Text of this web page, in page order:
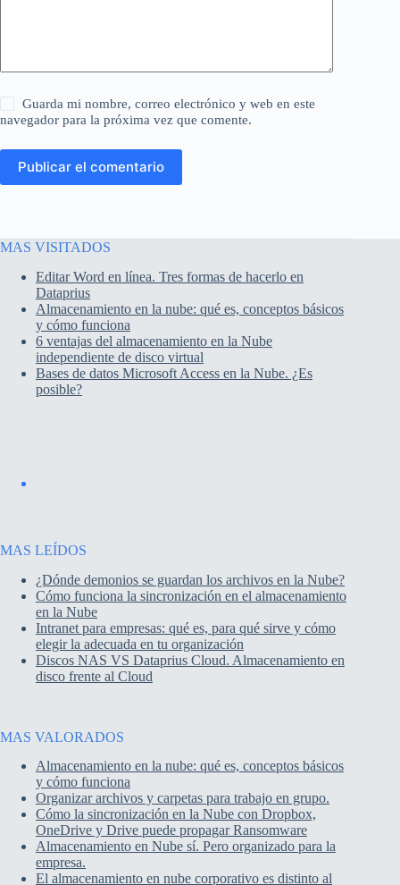
Guarda mi nombre, correo electrónico y web en este
navegador para la próxima vez que comente.
Publicar el comentario
MAS VISITADOS
Editar Word en línea. Tres formas de hacerlo en
Dataprius
Almacenamiento en la nube: qué es, conceptos básicos
y cómo funciona
6 ventajas del almacenamiento en la Nube
independiente de disco virtual
Bases de datos Microsoft Access en la Nube. ¿Es
posible?
MAS LEÍDOS
¿Dónde demonios se guardan los archivos en la Nube?
Cómo funciona la sincronización en el almacenamiento
en la Nube
Intranet para empresas: qué es, para qué sirve y cómo
elegir la adecuada en tu organización
Discos NAS VS Dataprius Cloud. Almacenamiento en
disco frente al Cloud
MAS VALORADOS
Almacenamiento en la nube: qué es, conceptos básicos
y cómo funciona
Organizar archivos y carpetas para trabajo en grupo.
Cómo la sincronización en la Nube con Dropbox,
OneDrive y Drive puede propagar Ransomware
Almacenamiento en Nube sí. Pero organizado para la
empresa.
El almacenamiento en nube corporativo es distinto al